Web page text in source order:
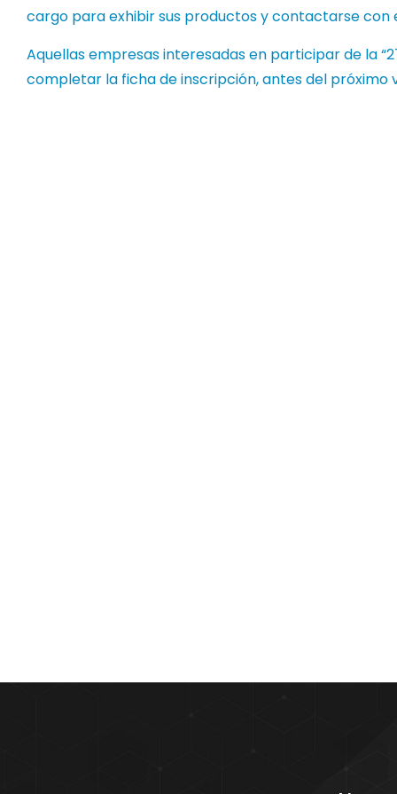
cargo para exhibir sus productos y contactarse con
Aquellas empresas interesadas en participar de la
completar la ficha de inscripción, antes del próximo